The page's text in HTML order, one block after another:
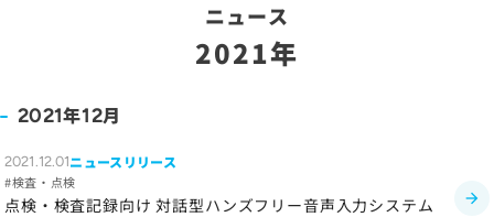
よくあるご質問
お問い合わせ
ニュース
2021年
2021年12月
2021.12.01ニュースリリース
検査・点検
点検・検査記録向け 対話型ハンズフリー音声入力システム